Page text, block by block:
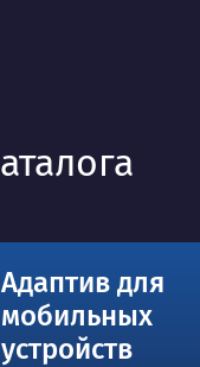
Адаптив для
мобильных
устройств